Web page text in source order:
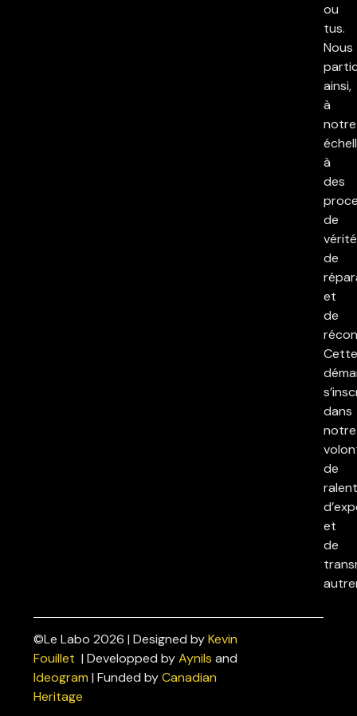
ou
tus.
Nous
ainsi,
à
notre
à
des
de
de
et
de
Cette
dans
notre
de
et
de
©Le Labo 2026 | Designed byKevin
Fouillet | Developped byAynils and
Ideogram | Funded byCanadian
Heritage